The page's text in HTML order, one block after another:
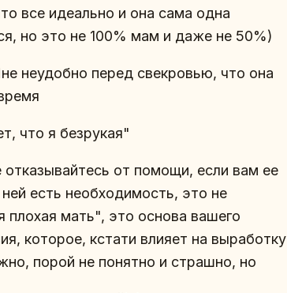
все идеально и она сама одна
но это не 100% мам и даже не 50%)
неудобно перед свекровью, что она
что я безрукая"
от помощи, если вам ее
есть необходимость, это не
плохая мать", это основа вашего
которое, кстати влияет на выработку
порой не понятно и страшно, но